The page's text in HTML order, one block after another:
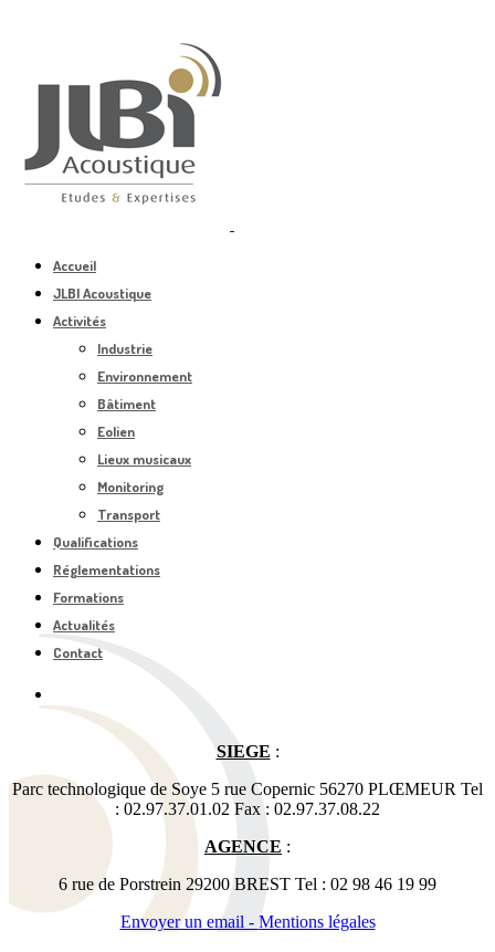
Accueil
JLBI Acoustique
Activités
Industrie
Environnement
Bâtiment
Eolien
Lieux musicaux
Monitoring
Transport
Qualifications
Réglementations
Formations
Actualités
Contact
SIEGE :
Parc technologique de Soye 5 rue Copernic 56270 PLŒMEUR Tel
: 02.97.37.01.02 Fax : 02.97.37.08.22
AGENCE :
6 rue de Porstrein 29200 BREST Tel : 02 98 46 19 99
Envoyer un email - Mentions légales